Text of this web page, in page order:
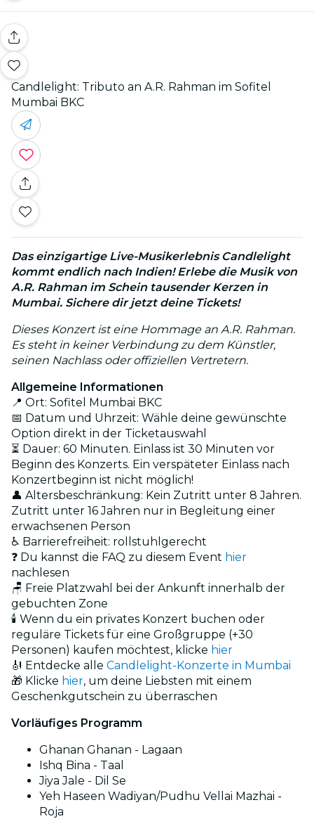
Candlelight: Tributo an A.R. Rahman im Sofitel
Mumbai BKC
Das einzigartige Live-Musikerlebnis Candlelight
kommt endlich nach Indien! Erlebe die Musik von
A.R. Rahman im Schein tausender Kerzen in
Mumbai. Sichere dir jetzt deine Tickets!
Dieses Konzert ist eine Hommage an A.R. Rahman.
Es steht in keiner Verbindung zu dem Künstler,
seinen Nachlass oder offiziellen Vertretern.
Allgemeine Informationen
📍 Ort: Sofitel Mumbai BKC
📅 Datum und Uhrzeit: Wähle deine gewünschte
Option direkt in der Ticketauswahl
⏳ Dauer: 60 Minuten. Einlass ist 30 Minuten vor
Beginn des Konzerts. Ein verspäteter Einlass nach
Konzertbeginn ist nicht möglich!
👤 Altersbeschränkung: Kein Zutritt unter 8 Jahren.
Zutritt unter 16 Jahren nur in Begleitung einer
erwachsenen Person
♿ Barrierefreiheit: rollstuhlgerecht
❓ Du kannst die FAQ zu diesem Event hier
nachlesen
🪑 Freie Platzwahl bei der Ankunft innerhalb der
gebuchten Zone
🕯️ Wenn du ein privates Konzert buchen oder
reguläre Tickets für eine Großgruppe (+30
Personen) kaufen möchtest, klicke hier
🎻 Entdecke alle Candlelight-Konzerte in Mumbai
🎁 Klicke hier, um deine Liebsten mit einem
Geschenkgutschein zu überraschen
Vorläufiges Programm
Ghanan Ghanan - Lagaan
Ishq Bina - Taal
Jiya Jale - Dil Se
Yeh Haseen Wadiyan/Pudhu Vellai Mazhai -
Roja